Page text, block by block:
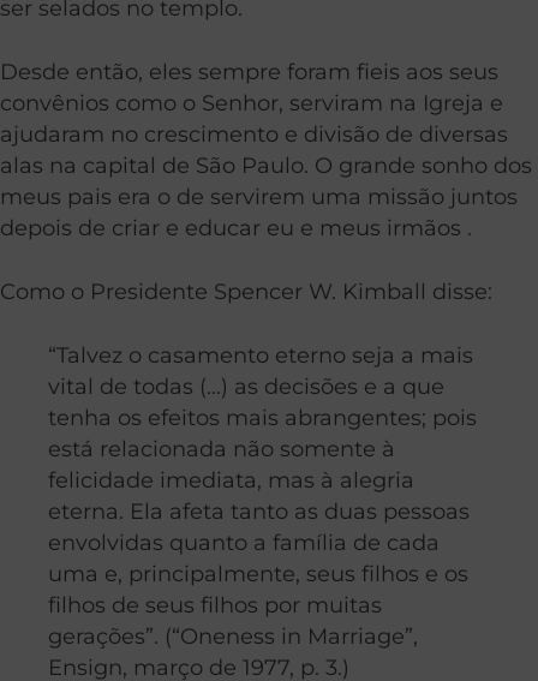
ser selados no templo.
Desde então, eles sempre foram fieis aos seus
convênios como o Senhor, serviram na Igreja e
ajudaram no crescimento e divisão de diversas
alas na capital de São Paulo. O grande sonho dos
meus pais era o de servirem uma missão juntos
depois de criar e educar eu e meus irmãos .
Como o Presidente Spencer W. Kimball disse:
“Talvez o casamento eterno seja a mais
vital de todas (…) as decisões e a que
tenha os efeitos mais abrangentes; pois
está relacionada não somente à
felicidade imediata, mas à alegria
eterna. Ela afeta tanto as duas pessoas
envolvidas quanto a família de cada
uma e, principalmente, seus filhos e os
filhos de seus filhos por muitas
gerações”. (“Oneness in Marriage”,
Ensign, março de 1977, p. 3.)